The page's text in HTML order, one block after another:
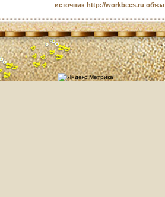
источник http://workbees.ru